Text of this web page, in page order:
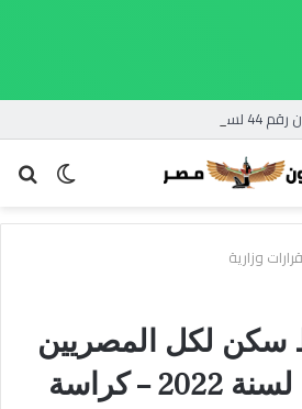
الوضع
وزارية
لكل المصريين
3 pdf شهر 11 لسنة 2022 – كراسة